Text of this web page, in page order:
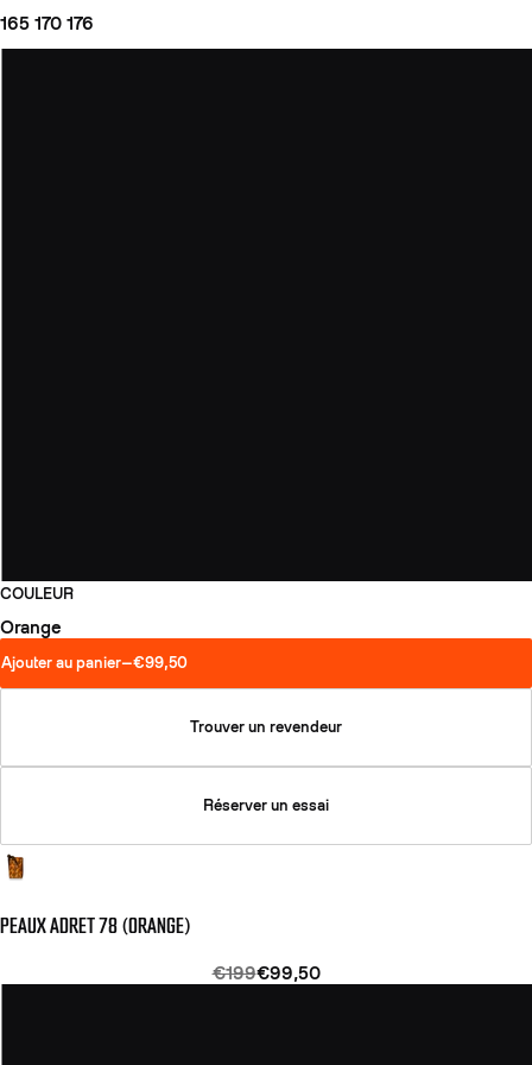
165 170 176
COULEUR
Orange
Ajouter au panier—€99,50
Trouver un revendeur
Réserver un essai
PEAUX ADRET 78 (ORANGE)
€199€99,50